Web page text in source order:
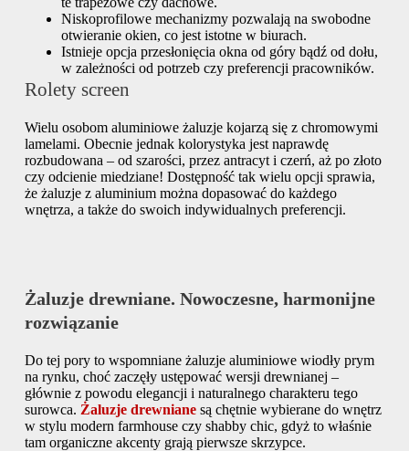
Niskoprofilowe mechanizmy pozwalają na swobodne
otwieranie okien, co jest istotne w biurach.
Istnieje opcja przesłonięcia okna od góry bądź od dołu,
w zależności od potrzeb czy preferencji pracowników.
Rolety screen
Wielu osobom aluminiowe żaluzje kojarzą się z chromowymi
lamelami. Obecnie jednak kolorystyka jest naprawdę
rozbudowana – od szarości, przez antracyt i czerń, aż po złoto
czy odcienie miedziane! Dostępność tak wielu opcji sprawia,
że żaluzje z aluminium można dopasować do każdego
wnętrza, a także do swoich indywidualnych preferencji.
Żaluzje drewniane. Nowoczesne, harmonijne
rozwiązanie
Do tej pory to wspomniane żaluzje aluminiowe wiodły prym
na rynku, choć zaczęły ustępować wersji drewnianej –
głównie z powodu elegancji i naturalnego charakteru tego
surowca. Żaluzje drewnianesą chętnie wybierane do wnętrz
w stylu modern farmhouse czy shabby chic, gdyż to właśnie
tam organiczne akcenty grają pierwsze skrzypce.